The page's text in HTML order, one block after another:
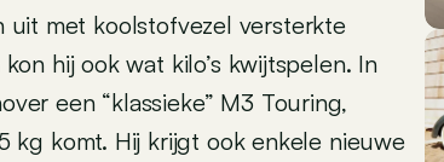
uit met koolstofvezel versterkte
hij ook wat kilo’s kwijtspelen. In
een “klassieke” M3 Touring,
kg komt. Hij krijgt ook enkele nieuwe